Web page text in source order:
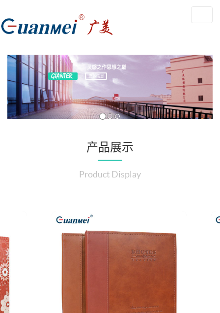
灵感之作思想之巅
更多信息
产品展示
Product Display